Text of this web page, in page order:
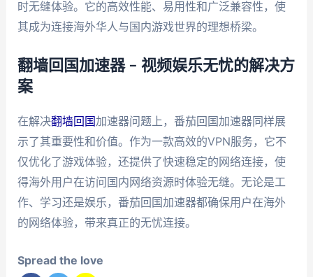
时无缝体验。它的高效性能、易用性和广泛兼容性，使
其成为连接海外华人与国内游戏世界的理想桥梁。
翻墙回国加速器 – 视频娱乐无忧的解决方
案
在解决翻墙回国加速器问题上，番茄回国加速器同样展
示了其重要性和价值。作为一款高效的VPN服务，它不
仅优化了游戏体验，还提供了快速稳定的网络连接，使
得海外用户在访问国内网络资源时体验无缝。无论是工
作、学习还是娱乐，番茄回国加速器都确保用户在海外
的网络体验，带来真正的无忧连接。
Spread the love